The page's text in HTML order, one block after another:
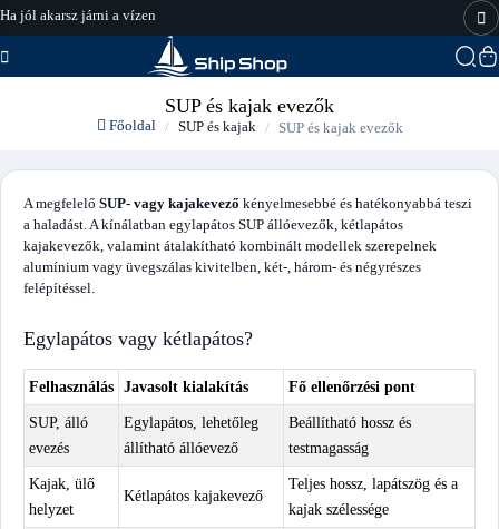
Ha jól akarsz járni a vízen
hajo-felszereles.hu
SUP és kajak evezők
Főoldal SUP és kajak SUP és kajak evezők
A megfelelő SUP- vagy kajakevező kényelmesebbé és hatékonyabbá teszi
a haladást. A kínálatban egylapátos SUP állóevezők, kétlapátos
kajakevezők, valamint átalakítható kombinált modellek szerepelnek
alumínium vagy üvegszálas kivitelben, két-, három- és négyrészes
felépítéssel.
Egylapátos vagy kétlapátos?
Felhasználás Javasolt kialakítás Fő ellenőrzési pont
SUP, álló
evezés
Egylapátos, lehetőleg
állítható állóevező
Beállítható hossz és
testmagasság
Kajak, ülő
helyzet
Kétlapátos kajakevező
Teljes hossz, lapátszög és a
kajak szélessége